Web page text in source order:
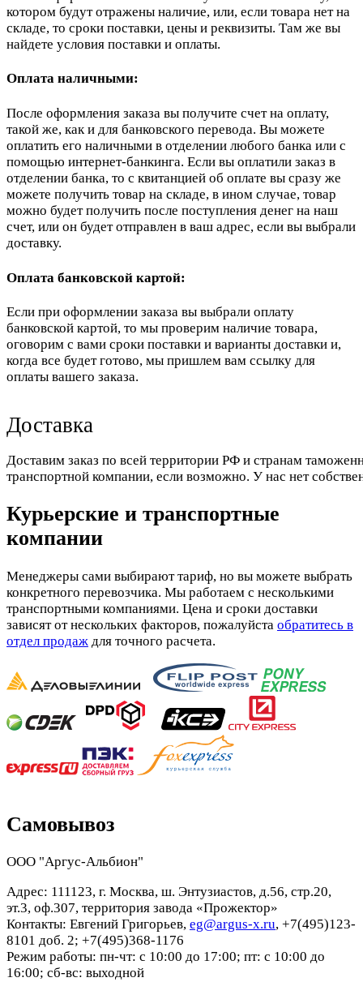
котором будут отражены наличие, или, если товара нет на
складе, то сроки поставки, цены и реквизиты. Там же вы
найдете условия поставки и оплаты.
Оплата наличными:
После оформления заказа вы получите счет на оплату,
такой же, как и для банковского перевода. Вы можете
оплатить его наличными в отделении любого банка или с
помощью интернет-банкинга. Если вы оплатили заказ в
отделении банка, то с квитанцией об оплате вы сразу же
можете получить товар на складе, в ином случае, товар
можно будет получить после поступления денег на наш
счет, или он будет отправлен в ваш адрес, если вы выбрали
доставку.
Оплата банковской картой:
Если при оформлении заказа вы выбрали оплату
банковской картой, то мы проверим наличие товара,
оговорим с вами сроки поставки и варианты доставки и,
когда все будет готово, мы пришлем вам ссылку для
оплаты вашего заказа.
Доставка
Доставим заказ по всей территории РФ и странам
транспортной компании, если возможно. У нас нет
Курьерские и транспортные
компании
Менеджеры сами выбирают тариф, но вы можете выбрать
конкретного перевозчика. Мы работаем с несколькими
транспортными компаниями. Цена и сроки доставки
зависят от нескольких факторов, пожалуйста обратитесь в
отдел продаж для точного расчета.
Самовывоз
ООО "Аргус-Альбион"
Адрес: 111123, г. Москва, ш. Энтузиастов, д.56, стр.20,
эт.3, оф.307, территория завода «Прожектор»
Контакты: Евгений Григорьев, eg@argus-x.ru, +7(495)123-
8101 доб. 2; +7(495)368-1176
Режим работы: пн-чт: с 10:00 до 17:00; пт: с 10:00 до
16:00; сб-вс: выходной